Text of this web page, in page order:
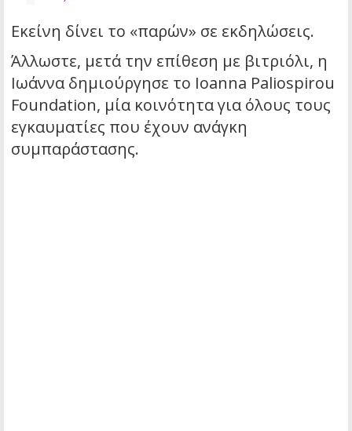
Εκείνη δίνει το «παρών» σε εκδηλώσεις.
Άλλωστε, μετά την επίθεση με βιτριόλι, η
Ιωάννα δημιούργησε το Ioanna Paliospirou
Foundation, μία κοινότητα για όλους τους
εγκαυματίες που έχουν ανάγκη
συμπαράστασης.